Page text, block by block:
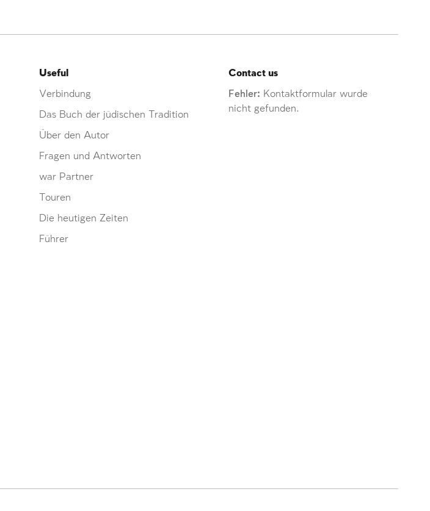
Contact us
Fehler: Kontaktformular wurde
nicht gefunden.
Useful
Verbindung
Das Buch der jüdischen Tradition
Über den Autor
Fragen und Antworten
war Partner
Touren
Die heutigen Zeiten
Führer